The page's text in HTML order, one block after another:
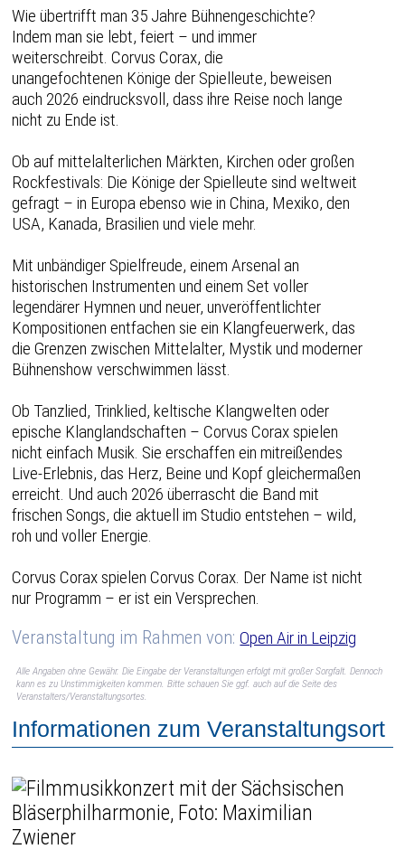
Wie übertrifft man 35 Jahre Bühnengeschichte?
Indem man sie lebt, feiert – und immer
weiterschreibt. Corvus Corax, die
unangefochtenen Könige der Spielleute, beweisen
auch 2026 eindrucksvoll, dass ihre Reise noch lange
nicht zu Ende ist.
Ob auf mittelalterlichen Märkten, Kirchen oder großen
Rockfestivals: Die Könige der Spielleute sind weltweit
gefragt – in Europa ebenso wie in China, Mexiko, den
USA, Kanada, Brasilien und viele mehr.
Mit unbändiger Spielfreude, einem Arsenal an
historischen Instrumenten und einem Set voller
legendärer Hymnen und neuer, unveröffentlichter
Kompositionen entfachen sie ein Klangfeuerwerk, das
die Grenzen zwischen Mittelalter, Mystik und moderner
Bühnenshow verschwimmen lässt.
Ob Tanzlied, Trinklied, keltische Klangwelten oder
epische Klanglandschaften – Corvus Corax spielen
nicht einfach Musik. Sie erschaffen ein mitreißendes
Live-Erlebnis, das Herz, Beine und Kopf gleichermaßen
erreicht. Und auch 2026 überrascht die Band mit
frischen Songs, die aktuell im Studio entstehen – wild,
roh und voller Energie.
Corvus Corax spielen Corvus Corax. Der Name ist nicht
nur Programm – er ist ein Versprechen.
Veranstaltung im Rahmen von:Open Air in Leipzig
Alle Angaben ohne Gewähr. Die Eingabe der Veranstaltungen erfolgt mit großer Sorgfalt. Dennoch
kann es zu Unstimmigkeiten kommen. Bitte schauen Sie ggf. auch auf die Seite des
Veranstalters/Veranstaltungsortes.
Informationen zum Veranstaltungsort